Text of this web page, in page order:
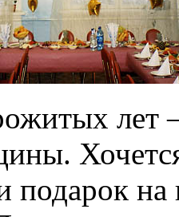
лет
подарок